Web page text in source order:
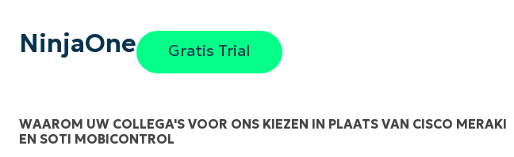
NinjaOne Gratis Trial
WAAROM UW COLLEGA'S VOOR ONS KIEZEN IN PLAATS VAN CISCO MERAKI
EN SOTI MOBICONTROL